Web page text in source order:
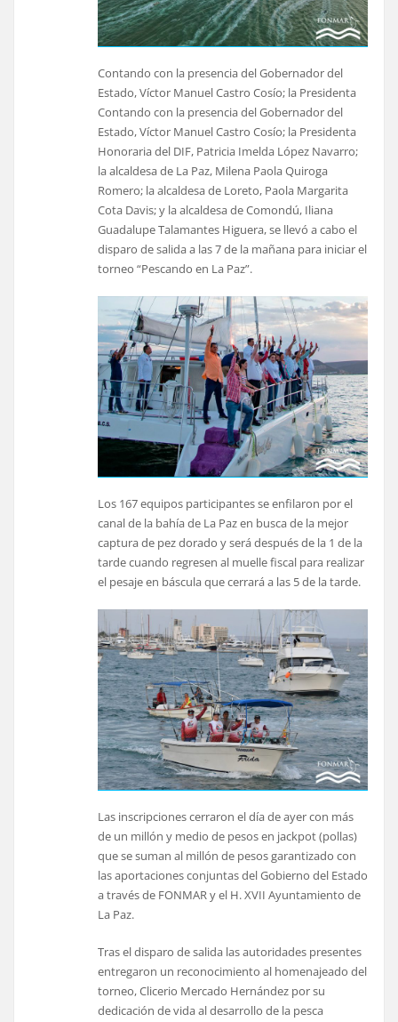
Contando con la presencia del Gobernador del
Estado, Víctor Manuel Castro Cosío; la Presidenta
Contando con la presencia del Gobernador del
Estado, Víctor Manuel Castro Cosío; la Presidenta
Honoraria del DIF, Patricia Imelda López Navarro;
la alcaldesa de La Paz, Milena Paola Quiroga
Romero; la alcaldesa de Loreto, Paola Margarita
Cota Davis; y la alcaldesa de Comondú, Iliana
Guadalupe Talamantes Higuera, se llevó a cabo el
disparo de salida a las 7 de la mañana para iniciar el
torneo “Pescando en La Paz”.
Los 167 equipos participantes se enfilaron por el
canal de la bahía de La Paz en busca de la mejor
captura de pez dorado y será después de la 1 de la
tarde cuando regresen al muelle fiscal para realizar
el pesaje en báscula que cerrará a las 5 de la tarde.
Las inscripciones cerraron el día de ayer con más
de un millón y medio de pesos en jackpot (pollas)
que se suman al millón de pesos garantizado con
las aportaciones conjuntas del Gobierno del Estado
a través de FONMAR y el H. XVII Ayuntamiento de
La Paz.
Tras el disparo de salida las autoridades presentes
entregaron un reconocimiento al homenajeado del
torneo, Clicerio Mercado Hernández por su
dedicación de vida al desarrollo de la pesca